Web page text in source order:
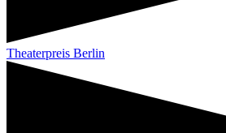
Theaterpreis Berlin